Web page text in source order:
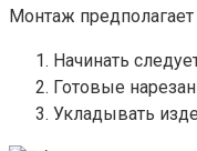
Монтаж
Начинать
Готовые
Укладывать